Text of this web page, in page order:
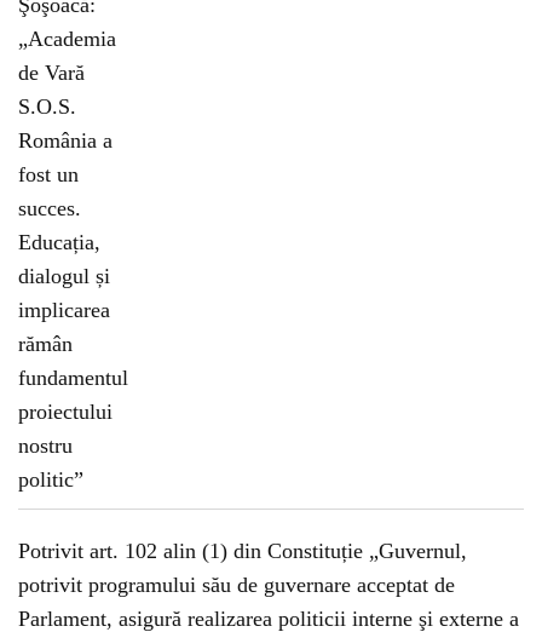
Potrivit art. 102 alin (1) din Constituție „Guvernul,
potrivit programului său de guvernare acceptat de
Parlament, asigură realizarea politicii interne şi externe a